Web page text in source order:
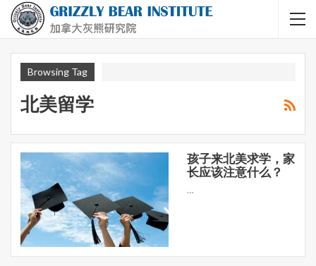
Browsing Tag
北美留学
孩子来北美求学，家
长应该注意什么？
…